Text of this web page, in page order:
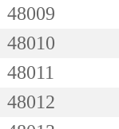
48009
48010
48011
48012